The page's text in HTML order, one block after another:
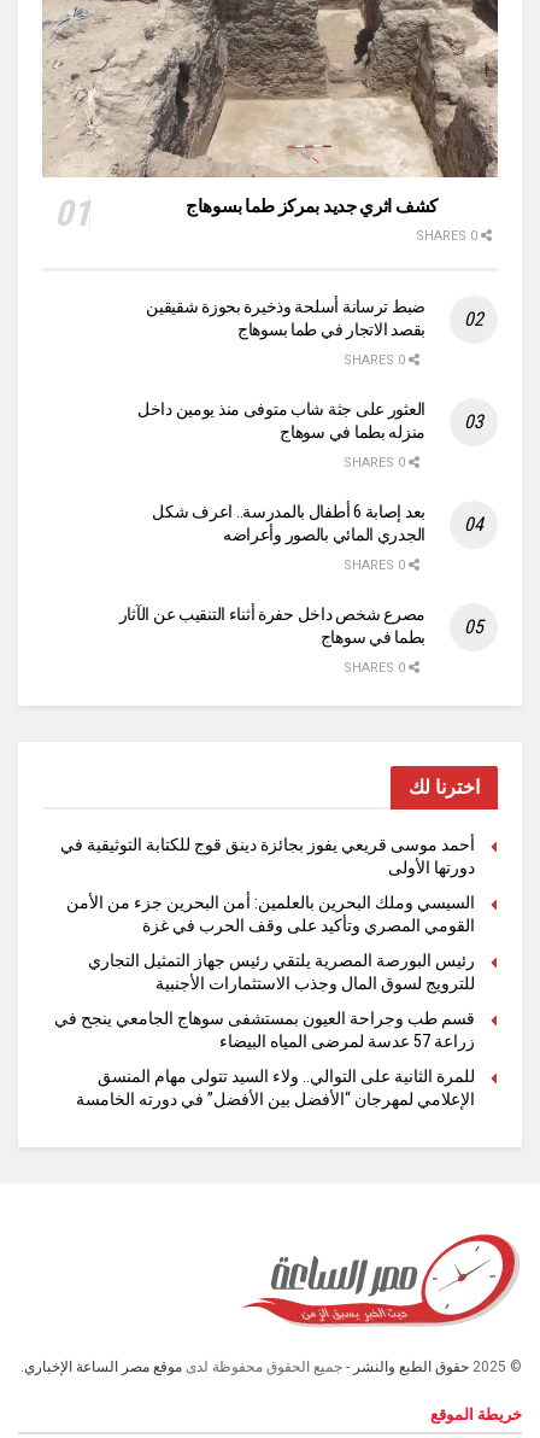
كشف اثري جديد بمركز طما بسوهاج
ضبط ترسانة أسلحة وذخيرة بحوزة شقيقين
بقصد الاتجار في طما بسوهاج
العثور على جثة شاب متوفى منذ يومين داخل
منزله بطما في سوهاج
بعد إصابة 6 أطفال بالمدرسة.. اعرف شكل
الجدري المائي بالصور وأعراضه
مصرع شخص داخل حفرة أثناء التنقيب عن الآثار
بطما في سوهاج
اخترنا لك
أحمد موسى قريعي يفوز بجائزة دينق قوج للكتابة التوثيقية في
دورتها الأولى
السيسي وملك البحرين بالعلمين: أمن البحرين جزء من الأمن
القومي المصري وتأكيد على وقف الحرب في غزة
رئيس البورصة المصرية يلتقي رئيس جهاز التمثيل التجاري
للترويج لسوق المال وجذب الاستثمارات الأجنبية
قسم طب وجراحة العيون بمستشفى سوهاج الجامعي ينجح في
زراعة 57 عدسة لمرضى المياه البيضاء
للمرة الثانية على التوالي.. ولاء السيد تتولى مهام المنسق
الإعلامي لمهرجان “الأفضل بين الأفضل” في دورته الخامسة
© 2025 حقوق الطبع والنشر - جميع الحقوق محفوظة لدى موقع مصر الساعة الإخباري.
خريطة الموقع